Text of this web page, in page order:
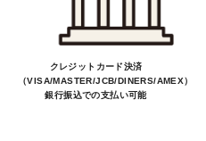
クレジットカード決済
（VISA/MASTER/JCB/DINERS/AMEX）、
銀行振込での支払い可能